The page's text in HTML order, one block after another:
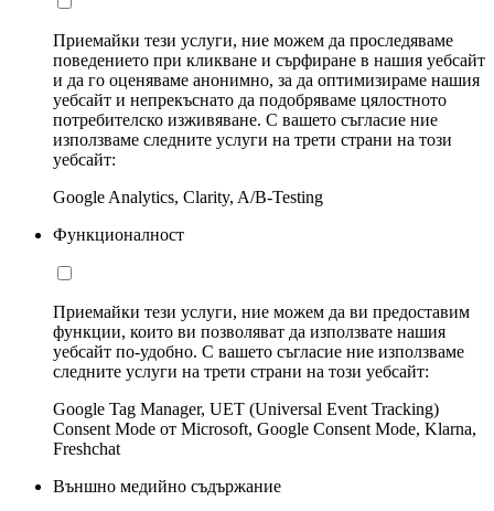
Приемайки тези услуги, ние можем да проследяваме
поведението при кликване и сърфиране в нашия уебсайт
и да го оценяваме анонимно, за да оптимизираме нашия
уебсайт и непрекъснато да подобряваме цялостното
потребителско изживяване. С вашето съгласие ние
използваме следните услуги на трети страни на този
уебсайт:
Google Analytics, Clarity, A/B-Testing
Функционалност
Приемайки тези услуги, ние можем да ви предоставим
функции, които ви позволяват да използвате нашия
уебсайт по-удобно. С вашето съгласие ние използваме
следните услуги на трети страни на този уебсайт:
Google Tag Manager, UET (Universal Event Tracking)
Consent Mode от Microsoft, Google Consent Mode, Klarna,
Freshchat
Външно медийно съдържание